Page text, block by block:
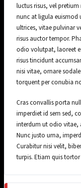
luctus risus, vel
nunc at ligula euismod
ultrices, vitae pulvinar
risus auctor tempor.
odio volutpat, laoreet
risus tincidunt
nisi vitae, ornare
torquent per conubia
Cras convallis porta
imperdiet id sem sed,
interdum ut odio vitae,
Nunc justo urna,
Curabitur nisi velit,
turpis. Etiam quis